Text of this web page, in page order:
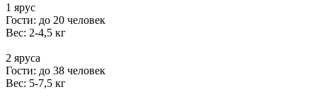
1 ярус
Гости: до 20 человек
Вес: 2-4,5 кг
2 яруса
Гости: до 38 человек
Вес: 5-7,5 кг